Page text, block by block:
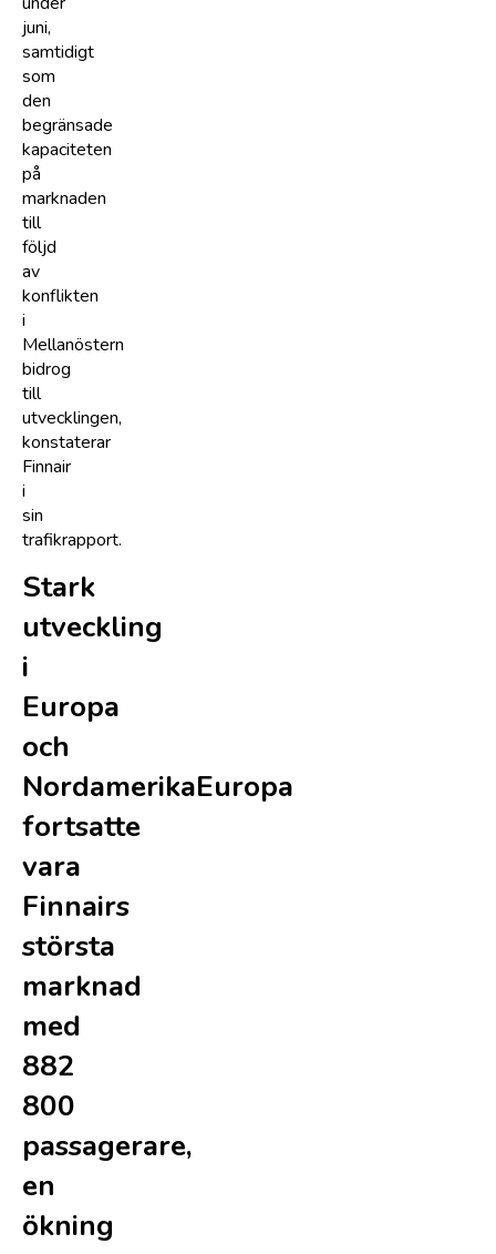
juni,
samtidigt
som
den
begränsade
kapaciteten
på
marknaden
till
följd
av
konflikten
i
Mellanöstern
bidrog
till
utvecklingen,
konstaterar
Finnair
i
sin
trafikrapport.
Stark
utveckling
i
Europa
och
NordamerikaEuropa
fortsatte
vara
Finnairs
största
marknad
med
882
800
passagerare,
en
ökning